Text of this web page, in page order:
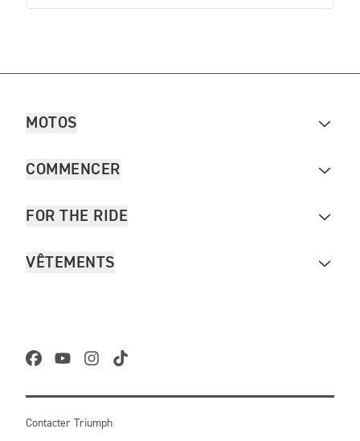
MOTOS
COMMENCER
FOR THE RIDE
VÊTEMENTS
Contacter Triumph